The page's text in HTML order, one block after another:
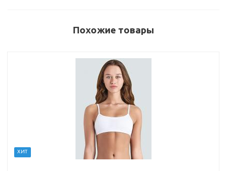
Похожие товары
ХИТ